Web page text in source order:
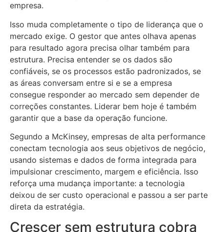
empresa.
Isso muda completamente o tipo de liderança que o
mercado exige. O gestor que antes olhava apenas
para resultado agora precisa olhar também para
estrutura. Precisa entender se os dados são
confiáveis, se os processos estão padronizados, se
as áreas conversam entre si e se a empresa
consegue responder ao mercado sem depender de
correções constantes. Liderar bem hoje é também
garantir que a base da operação funcione.
Segundo a McKinsey, empresas de alta performance
conectam tecnologia aos seus objetivos de negócio,
usando sistemas e dados de forma integrada para
impulsionar crescimento, margem e eficiência. Isso
reforça uma mudança importante: a tecnologia
deixou de ser custo operacional e passou a ser parte
direta da estratégia.
Crescer sem estrutura cobra